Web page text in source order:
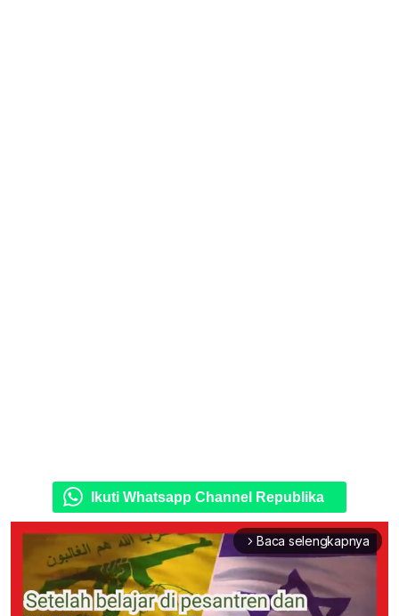
Ikuti Whatsapp Channel Republika
arrow_forward_ios Baca selengkapnya